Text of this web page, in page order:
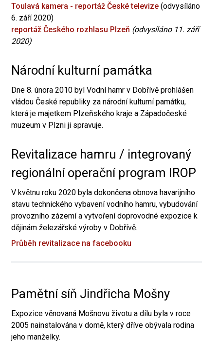
Toulavá kamera - reportáž České televize (odvysíláno
6. září 2020)
reportáž Českého rozhlasu Plzeň (odvysíláno 11. září
2020)
Národní kulturní památka
Dne 8. února 2010 byl Vodní hamr v Dobřívě prohlášen
vládou České republiky za národní kulturní památku,
která je majetkem Plzeňského kraje a Západočeské
muzeum v Plzni ji spravuje.
Revitalizace hamru / integrovaný
regionální operační program IROP
V květnu roku 2020 byla dokončena obnova havarijního
stavu technického vybavení vodního hamru, vybudování
provozního zázemí a vytvoření doprovodné expozice k
dějinám železářské výroby v Dobřívě.
Průběh revitalizace na facebooku
Pamětní síň Jindřicha Mošny
Expozice věnovaná Mošnovu životu a dílu byla v roce
2005 nainstalována v domě, který dříve obývala rodina
jeho manželky.